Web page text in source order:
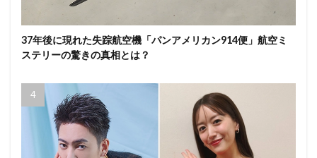
37年後に現れた失踪航空機「パンアメリカン914便」航空ミ
ステリーの驚きの真相とは？